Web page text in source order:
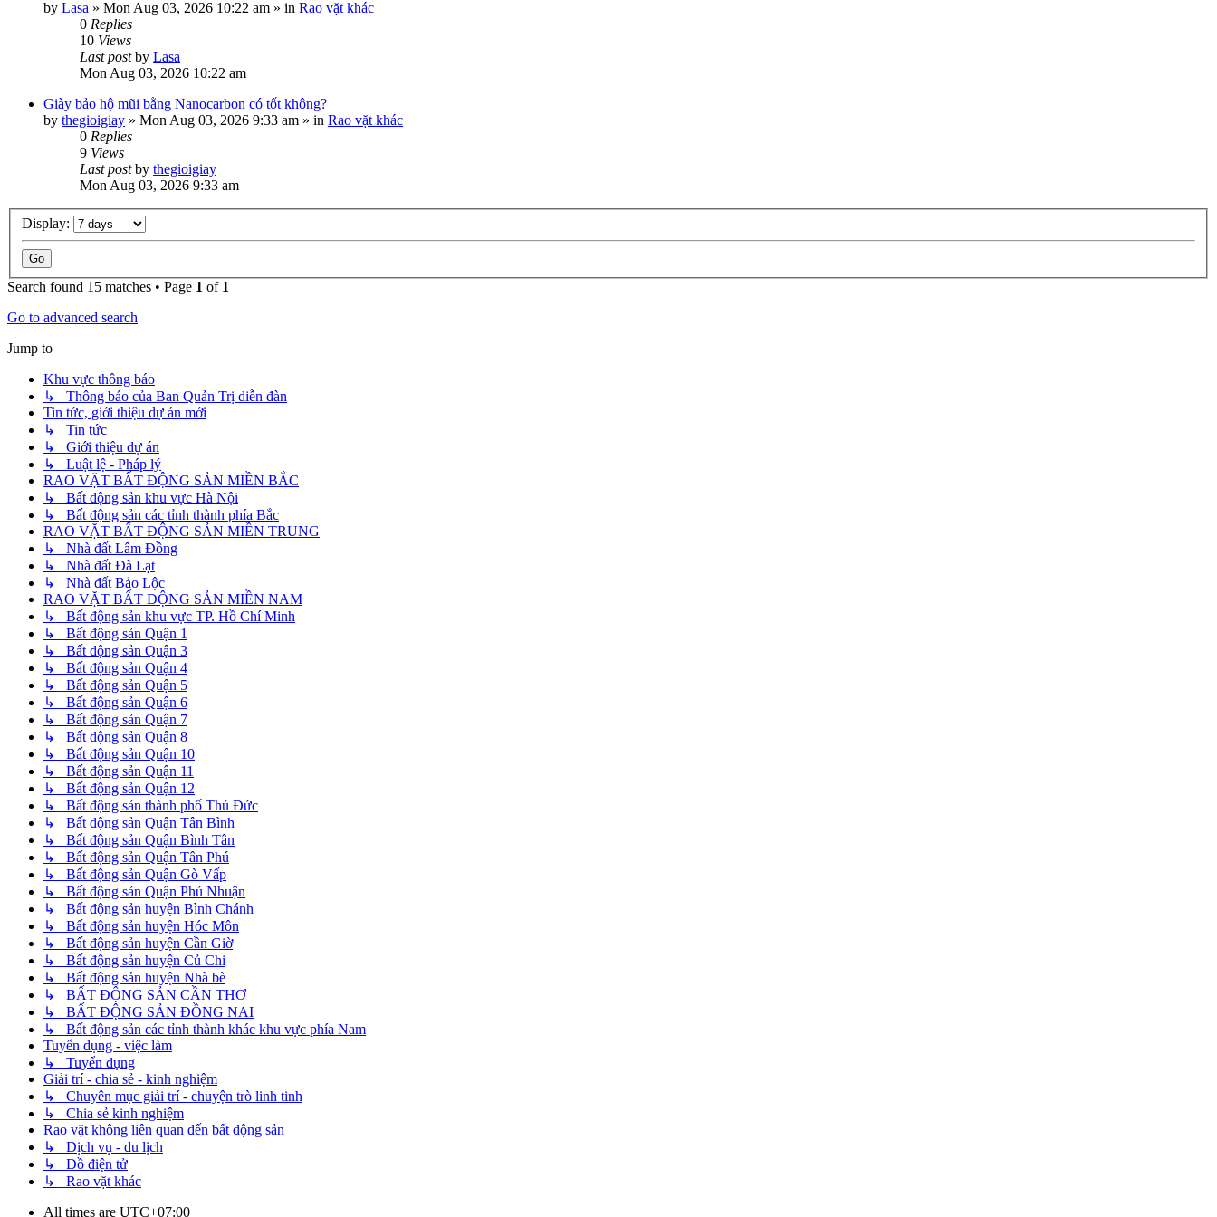
by Lasa » Mon Aug 03, 2026 10:22 am » in Rao vặt khác
0 Replies
10 Views
Last postby Lasa
Mon Aug 03, 2026 10:22 am
Giày bảo hộ mũi bằng Nanocarbon có tốt không?
by thegioigiay » Mon Aug 03, 2026 9:33 am » in Rao vặt khác
0 Replies
9 Views
Last postby thegioigiay
Mon Aug 03, 2026 9:33 am
Display:
Search found 15 matches • Page 1 of 1
Go to advanced search
Jump to
Khu vực thông báo
↳ Thông báo của Ban Quản Trị diễn đàn
Tin tức, giới thiệu dự án mới
↳ Tin tức
↳ Giới thiệu dự án
↳ Luật lệ - Pháp lý
RAO VẶT BẤT ĐỘNG SẢN MIỀN BẮC
↳ Bất động sản khu vực Hà Nội
↳ Bất động sản các tỉnh thành phía Bắc
RAO VẶT BẤT ĐỘNG SẢN MIỀN TRUNG
↳ Nhà đất Lâm Đồng
↳ Nhà đất Đà Lạt
↳ Nhà đất Bảo Lộc
RAO VẶT BẤT ĐỘNG SẢN MIỀN NAM
↳ Bất động sản khu vực TP. Hồ Chí Minh
↳ Bất động sản Quận 1
↳ Bất động sản Quận 3
↳ Bất động sản Quận 4
↳ Bất động sản Quận 5
↳ Bất động sản Quận 6
↳ Bất động sản Quận 7
↳ Bất động sản Quận 8
↳ Bất động sản Quận 10
↳ Bất động sản Quận 11
↳ Bất động sản Quận 12
↳ Bất động sản thành phố Thủ Đức
↳ Bất động sản Quận Tân Bình
↳ Bất động sản Quận Bình Tân
↳ Bất động sản Quận Tân Phú
↳ Bất động sản Quận Gò Vấp
↳ Bất động sản Quận Phú Nhuận
↳ Bất động sản huyện Bình Chánh
↳ Bất động sản huyện Hóc Môn
↳ Bất động sản huyện Cần Giờ
↳ Bất động sản huyện Củ Chi
↳ Bất động sản huyện Nhà bè
↳ BẤT ĐỘNG SẢN CẦN THƠ
↳ BẤT ĐỘNG SẢN ĐỒNG NAI
↳ Bất động sản các tỉnh thành khác khu vực phía Nam
Tuyển dụng - việc làm
↳ Tuyển dụng
Giải trí - chia sẻ - kinh nghiệm
↳ Chuyên mục giải trí - chuyện trò linh tinh
↳ Chia sẻ kinh nghiệm
Rao vặt không liên quan đến bất động sản
↳ Dịch vụ - du lịch
↳ Đồ điện tử
↳ Rao vặt khác
All times are UTC+07:00